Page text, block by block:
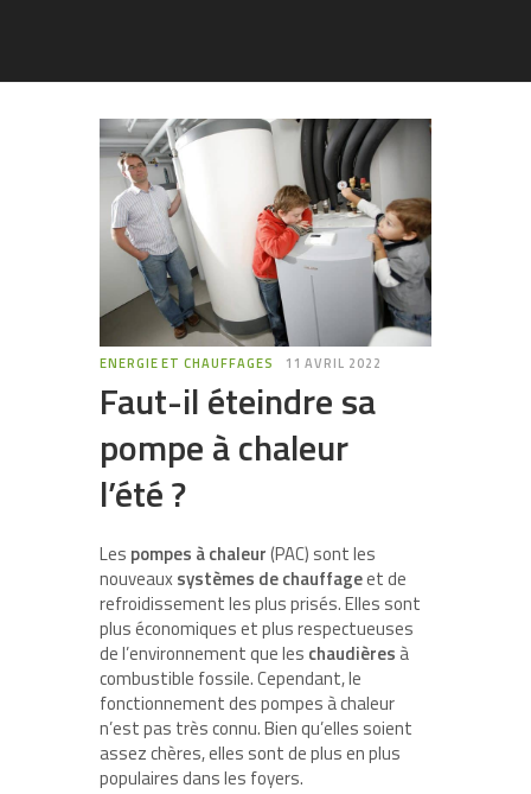
ENERGIE ET CHAUFFAGES 11 AVRIL 2022
Faut-il éteindre sa
pompe à chaleur
l’été ?
Les pompes à chaleur(PAC) sont les
nouveauxsystèmes de chauffageet de
refroidissement les plus prisés. Elles sont
plus économiques et plus respectueuses
de l’environnement que les chaudières à
combustible fossile. Cependant, le
fonctionnement des pompes à chaleur
n’est pas très connu. Bien qu’elles soient
assez chères, elles sont de plus en plus
populaires dans les foyers.